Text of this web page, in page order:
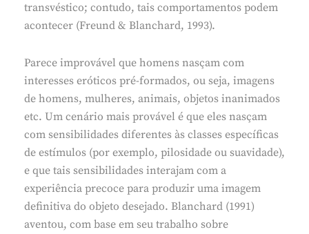
transvéstico; contudo, tais comportamentos podem
acontecer (Freund & Blanchard, 1993).
Parece improvável que homens nasçam com
interesses eróticos pré-formados, ou seja, imagens
de homens, mulheres, animais, objetos inanimados
etc. Um cenário mais provável é que eles nasçam
com sensibilidades diferentes às classes específicas
de estímulos (por exemplo, pilosidade ou suavidade),
e que tais sensibilidades interajam com a
experiência precoce para produzir uma imagem
definitiva do objeto desejado. Blanchard (1991)
aventou, com base em seu trabalho sobre